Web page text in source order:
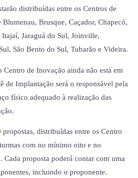
distribuídas entre os Centros de
Blumenau, Brusque, Caçador, Chapecó,
Jaraguá do Sul, Joinville,
São Bento do Sul, Tubarão e Videira.
Centro de Inovação ainda não está em
de Implantação será o responsável pela
físico adequado à realização das
propostas, distribuídas entre os Centro
com no mínimo oito e no
Cada proposta poderá contar com uma
incluindo o proponente.